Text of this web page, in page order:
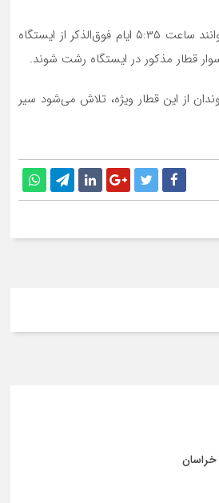
مدیرکل راه آهن شمال ۲ افزود: مسافران و گردشگران برای عزیمت به گیلان می‌توانند ساعت ۵:٣۵ ایام فوق‌الذکر از ایستگاه
و شهروندان از این قطار ویژه، تلاش می‌شود سیر